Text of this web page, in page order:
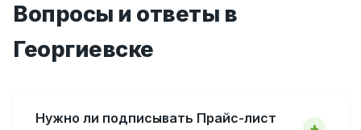
Вопросы и ответы в
Георгиевске
Нужно ли подписывать Прайс-лист